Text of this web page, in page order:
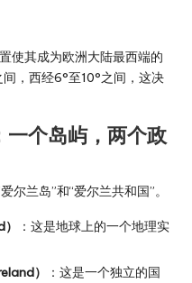
使其成为欧洲大陆最西端的
，西经6°至10°之间，这决
一个岛屿，两个政
尔兰岛”和“爱尔兰共和国”。
：这是地球上的一个地理实
）
：这是一个独立的国